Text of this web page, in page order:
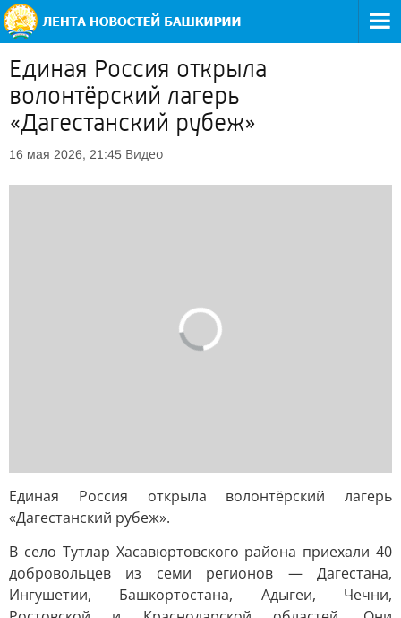
Единая Россия открыла
волонтёрский лагерь
«Дагестанский рубеж»
16 мая 2026, 21:45 Видео
Единая Россия открыла волонтёрский лагерь
«Дагестанский рубеж».
В село Тутлар Хасавюртовского района приехали 40
добровольцев из семи регионов — Дагестана,
Ингушетии, Башкортостана, Адыгеи, Чечни,